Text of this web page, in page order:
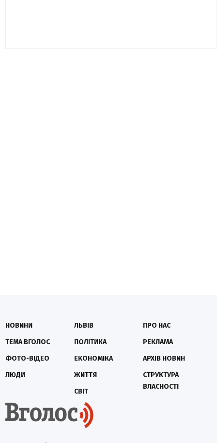
НОВИНИ
ТЕМА ВГОЛОС
ФОТО-ВІДЕО
ЛЮДИ
ЛЬВІВ
ПОЛІТИКА
ЕКОНОМІКА
ЖИТТЯ
СВІТ
ПРО НАС
РЕКЛАМА
АРХІВ НОВИН
СТРУКТУРА
ВЛАСНОСТІ